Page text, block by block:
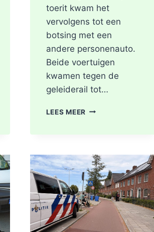
toerit kwam het
vervolgens tot een
botsing met een
andere personenauto.
Beide voertuigen
kwamen tegen de
geleiderail tot…
LEES MEERGEWONDE
ONGEVAL
TOERIT
A16
BERGSCHENHOEK
RICHTING
ROTTERDAM